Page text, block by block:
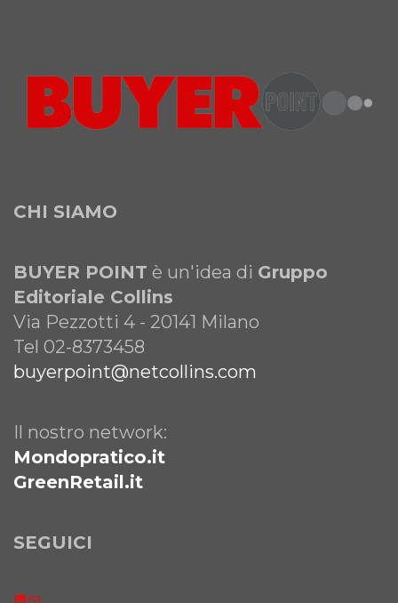
CHI SIAMO
BUYER POINT è un'idea di Gruppo
Editoriale Collins
Via Pezzotti 4 - 20141 Milano
Tel 02-8373458
buyerpoint@netcollins.com
Il nostro network:
Mondopratico.it
GreenRetail.it
SEGUICI